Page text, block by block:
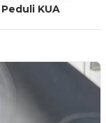
KUA